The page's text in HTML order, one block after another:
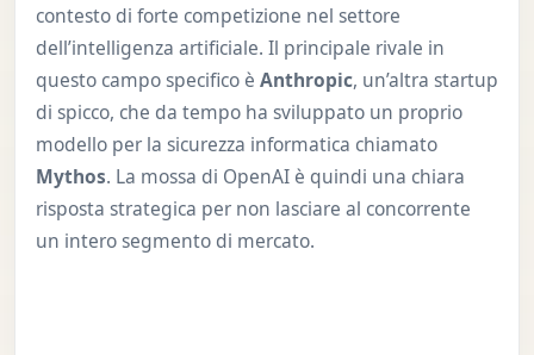
contesto di forte competizione nel settore
dell’intelligenza artificiale. Il principale rivale in
questo campo specifico è Anthropic, un’altra startup
di spicco, che da tempo ha sviluppato un proprio
modello per la sicurezza informatica chiamato
Mythos. La mossa di OpenAI è quindi una chiara
risposta strategica per non lasciare al concorrente
un intero segmento di mercato.